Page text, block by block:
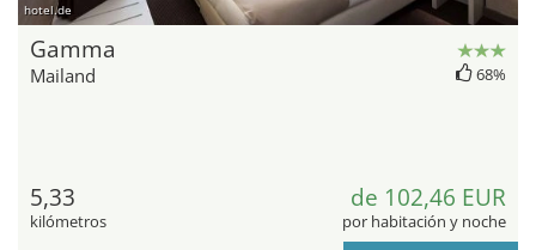
hotel.de
Gamma
Mailand 68%
5,33
kilómetros
de 102,46 EUR
por habitación y noche